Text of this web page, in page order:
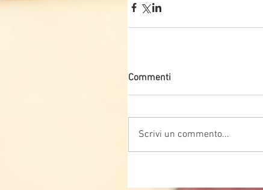
Commenti
Scrivi un commento...